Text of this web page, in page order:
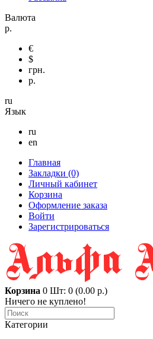
Валюта
р.
€
$
грн.
р.
ru
Язык
ru
en
Главная
Закладки (0)
Личный кабинет
Корзина
Оформление заказа
Войти
Зарегистрироваться
Корзина 0 Шт: 0 (0.00 р.)
Ничего не куплено!
Категории